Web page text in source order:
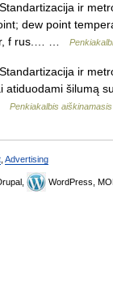
ir
dew point
f rus.… …
ir
šilumą
Penkiakalbis
Advertising
WordPress,